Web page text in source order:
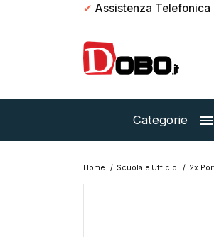
✔ Assistenza Telefonica
Categorie 
Home Scuola e Ufficio 2x